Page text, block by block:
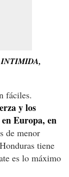
INTIMIDA,
fáciles.
y los
Europa, en
de menor
tiene
es lo máximo